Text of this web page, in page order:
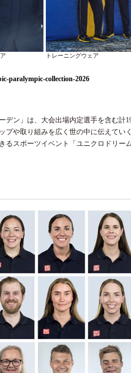
トレーニングウェア
paralympic-collection-2026
デン」は、大会出場内定選手を含む計
プや取り組みを広く世の中に伝えて
スポーツイベント「ユニクロドリー